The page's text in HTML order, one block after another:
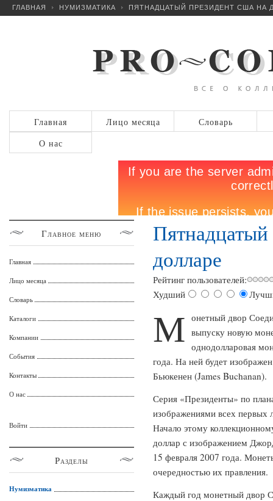
ГЛАВНАЯ НУМИЗМАТИКА ПЯТНАДЦАТЫЙ ПРЕЗИДЕНТ США НА
Главная Лицо месяца
Словарь
О нас
долларе
Рейтинг пользователей:
Худший
М онетный двор
выпуску новую
однодолларовая
года. На ней будет
Бьюкенен (James Buchanan).
Серия «Президенты» по
изображениями всех первых
Начало этому
доллар с изображением
15 февраля 2007 года.
очередностью их правления.
Каждый год монетный двор
Главное меню
Главная
Лицо месяца
Словарь
Каталоги
Компании
События
Контакты
О нас
Войти
Разделы
Нумизматика